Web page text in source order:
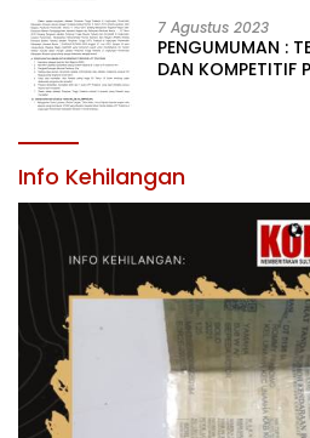
KABUPATEN
7 Agustus 2023
PENGUMUMAN :
DAN KOMPETITIF
Info Kehilangan